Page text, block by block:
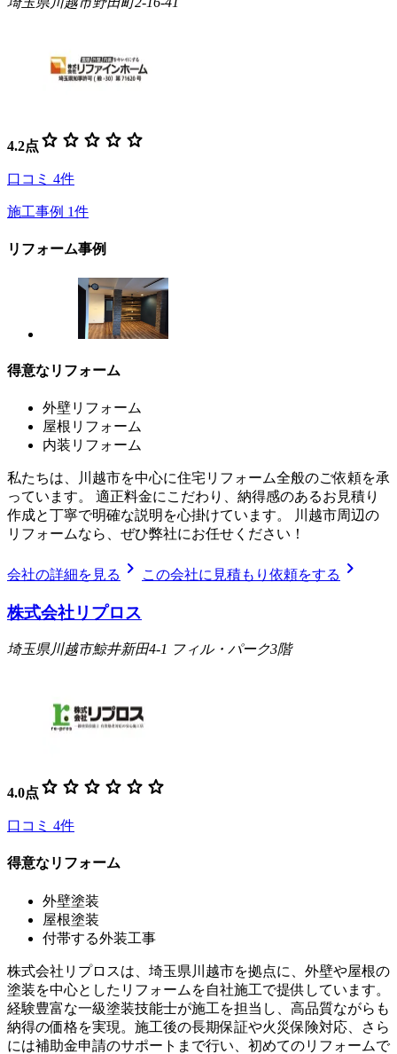
4.2点 star star star star star
口コミ 4件
施工事例 1件
リフォーム事例
得意なリフォーム
外壁リフォーム
屋根リフォーム
内装リフォーム
私たちは、川越市を中心に住宅リフォーム全般のご依頼を承
っています。 適正料金にこだわり、納得感のあるお見積り
作成と丁寧で明確な説明を心掛けています。 川越市周辺の
リフォームなら、ぜひ弊社にお任せください！
会社の詳細を見る chevron_right この会社に見積もり依頼をする chevron_right
株式会社リプロス
埼玉県川越市鯨井新田4-1 フィル・パーク3階
4.0点 star star star star star star
口コミ 4件
得意なリフォーム
外壁塗装
屋根塗装
付帯する外装工事
株式会社リプロスは、埼玉県川越市を拠点に、外壁や屋根の
塗装を中心としたリフォームを自社施工で提供しています。
経験豊富な一級塗装技能士が施工を担当し、高品質ながらも
納得の価格を実現。施工後の長期保証や火災保険対応、さら
には補助金申請のサポートまで行い、初めてのリフォームで